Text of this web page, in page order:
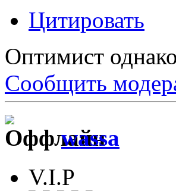
Цитировать
Оптимист
Сообщить
wassa
V.I.P